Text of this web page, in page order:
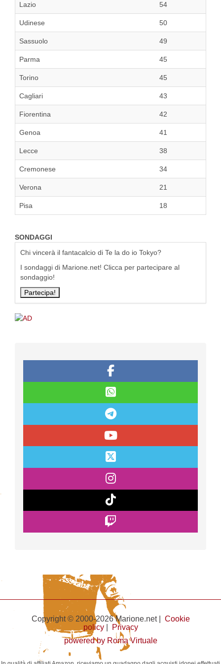
Lazio 54
Udinese 50
Sassuolo 49
Parma 45
Torino 45
Cagliari 43
Fiorentina 42
Genoa 41
Lecce 38
Cremonese 34
Verona 21
Pisa 18
SONDAGGI
Chi vincerà il fantacalcio di Te la do io Tokyo?
I sondaggi di Marione.net! Clicca per partecipare al
sondaggio!
Copyright © 2000-2026 Marione.net | Cookie
policy|
Privacy
powered by Roma Virtuale